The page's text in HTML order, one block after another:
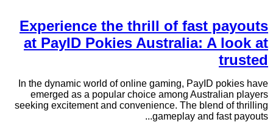
Experience the thrill of fast payouts
at PayID Pokies Australia: A look at
trusted
In the dynamic world of online gaming, PayID pokies have
emerged as a popular choice among Australian players
seeking excitement and convenience. The blend of thrilling
gameplay and fast payouts...